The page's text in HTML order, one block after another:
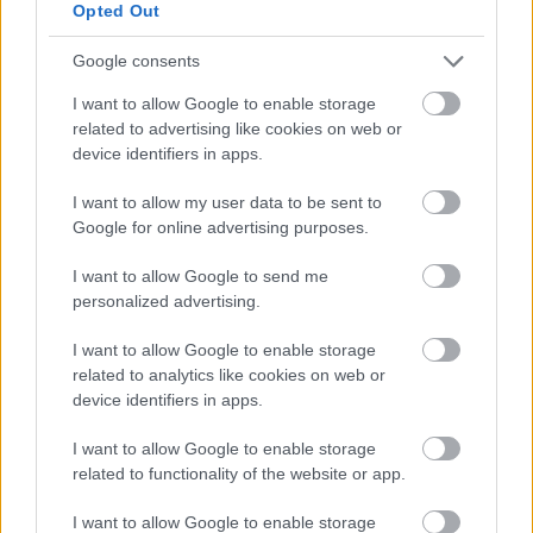
Opted Out
Google consents
I want to allow Google to enable storage
related to advertising like cookies on web or
device identifiers in apps.
I want to allow my user data to be sent to
Google for online advertising purposes.
I want to allow Google to send me
personalized advertising.
I want to allow Google to enable storage
related to analytics like cookies on web or
device identifiers in apps.
I want to allow Google to enable storage
related to functionality of the website or app.
I want to allow Google to enable storage